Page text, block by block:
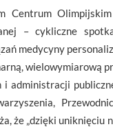
Centrum
– cykliczne
medycyny
wielowymiarową
administracji
że „dzięki